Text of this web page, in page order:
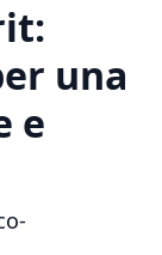
una
e